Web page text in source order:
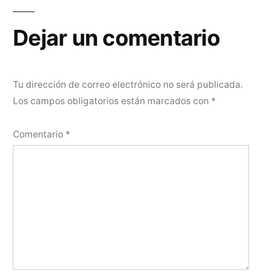
Dejar un comentario
Tu dirección de correo electrónico no será publicada.
Los campos obligatorios están marcados con *
Comentario *